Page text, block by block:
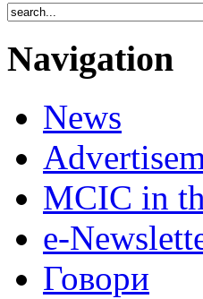
Navigation
News
MCIC in
e-
Говори